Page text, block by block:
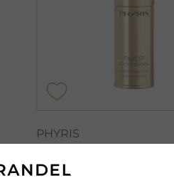
PHYRIS
GLOW DROPS